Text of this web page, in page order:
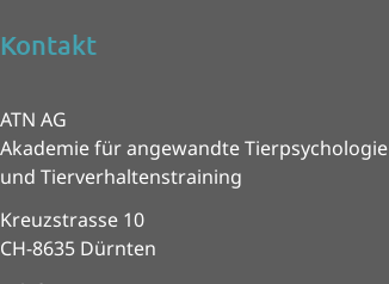
Kontakt
ATN AG
Akademie für angewandte Tierpsychologie
und Tierverhaltenstraining
Kreuzstrasse 10
CH-8635 Dürnten